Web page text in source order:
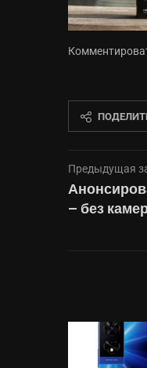
Предыдущая
— без